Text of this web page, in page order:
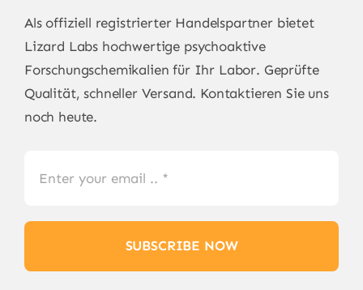
Als offiziell registrierter Handelspartner bietet
Lizard Labs hochwertige psychoaktive
Forschungschemikalien für Ihr Labor. Geprüfte
Qualität, schneller Versand. Kontaktieren Sie uns
noch heute.
SUBSCRIBE NOW